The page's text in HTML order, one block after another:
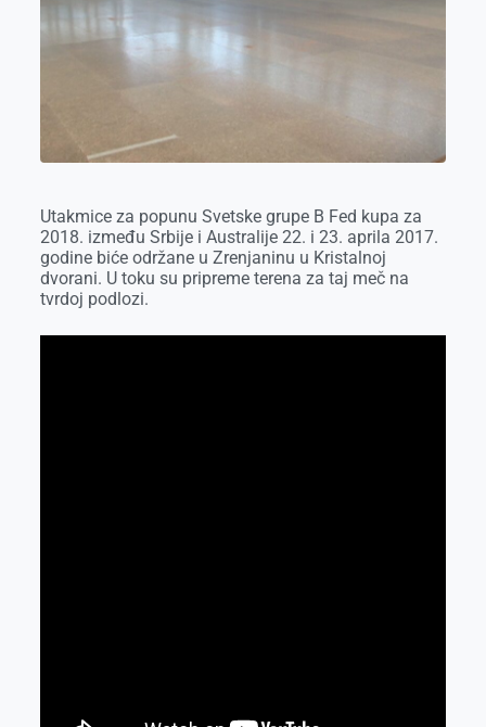
k
e
r
n
Utakmice za popunu Svetske grupe B Fed kupa za
2018. između Srbije i Australije 22. i 23. aprila 2017.
godine biće održane u Zrenjaninu u Kristalnoj
dvorani. U toku su pripreme terena za taj meč na
tvrdoj podlozi.